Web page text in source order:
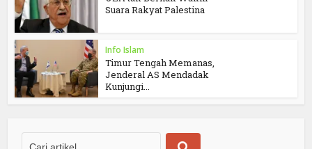
Suara Rakyat Palestina
Info Islam
Timur Tengah Memanas,
Jenderal AS Mendadak
Kunjungi...